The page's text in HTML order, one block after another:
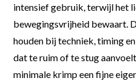
intensief gebruik, terwijl het
bewegingsvrijheid bewaart.
houden bij techniek, timing
dat te ruim of te stug
minimale krimp een fijne